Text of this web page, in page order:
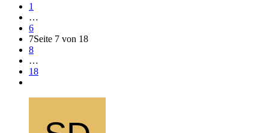
1
…
6
7Seite 7 von 18
8
…
18